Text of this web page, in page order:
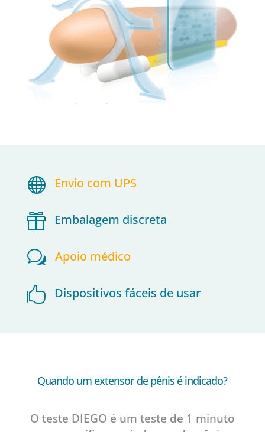
 Envio com UPS
 Embalagem discreta
w Apoio médico
 Dispositivos fáceis de usar
Quando um extensor de pênis é indicado?
O teste DIEGO é um teste de 1 minuto